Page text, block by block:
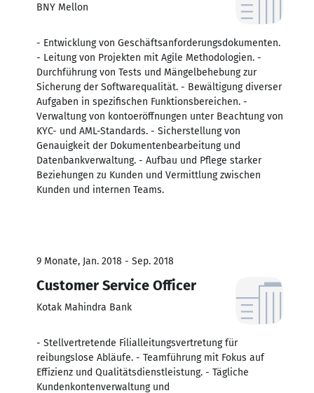
BNY Mellon
- Entwicklung von Geschäftsanforderungsdokumenten.
- Leitung von Projekten mit Agile Methodologien. -
Durchführung von Tests und Mängelbehebung zur
Sicherung der Softwarequalität. - Bewältigung diverser
Aufgaben in spezifischen Funktionsbereichen. -
Verwaltung von kontoeröffnungen unter Beachtung von
KYC- und AML-Standards. - Sicherstellung von
Genauigkeit der Dokumentenbearbeitung und
Datenbankverwaltung. - Aufbau und Pflege starker
Beziehungen zu Kunden und Vermittlung zwischen
Kunden und internen Teams.
9 Monate, Jan. 2018 - Sep. 2018
Customer Service Officer
Kotak Mahindra Bank
- Stellvertretende Filialleitungsvertretung für
reibungslose Abläufe. - Teamführung mit Fokus auf
Effizienz und Qualitätsdienstleistung. - Tägliche
Kundenkontenverwaltung und